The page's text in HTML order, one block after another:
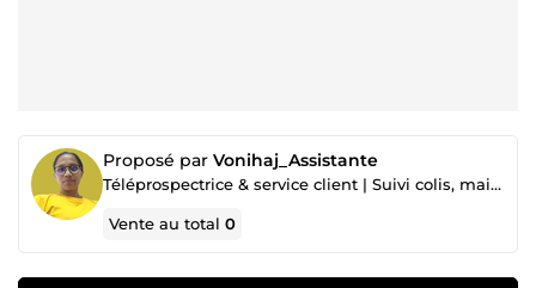
Proposé par Vonihaj_Assistante
Téléprospectrice & service client | Suivi colis, mails & relances pros
Vente au total0